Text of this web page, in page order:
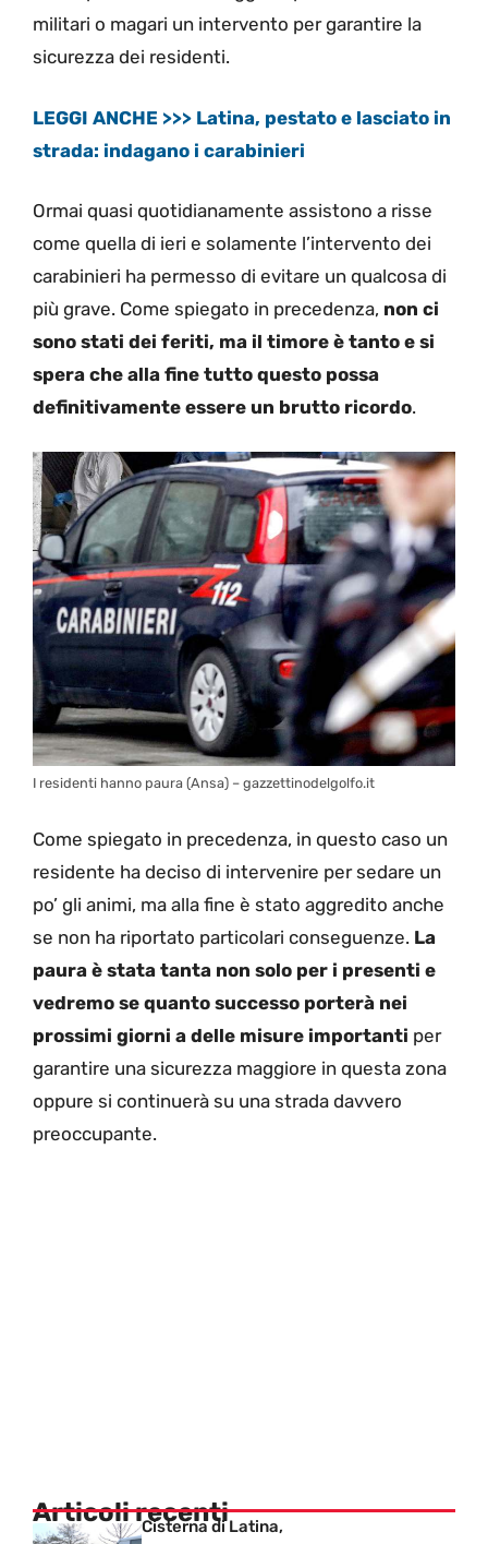
militari o magari un intervento per garantire la
sicurezza dei residenti.
LEGGI ANCHE >>> Latina, pestato e lasciato in
strada: indagano i carabinieri
Ormai quasi quotidianamente assistono a risse
come quella di ieri e solamente l’intervento dei
carabinieri ha permesso di evitare un qualcosa di
più grave. Come spiegato in precedenza, non ci
sono stati dei feriti, ma il timore è tanto e si
spera che alla fine tutto questo possa
definitivamente essere un brutto ricordo.
I residenti hanno paura (Ansa) – gazzettinodelgolfo.it
Come spiegato in precedenza, in questo caso un
residente ha deciso di intervenire per sedare un
po’ gli animi, ma alla fine è stato aggredito anche
se non ha riportato particolari conseguenze. La
paura è stata tanta non solo per i presenti e
vedremo se quanto successo porterà nei
prossimi giorni a delle misure importanti per
garantire una sicurezza maggiore in questa zona
oppure si continuerà su una strada davvero
preoccupante.
Articoli recenti
Cisterna di Latina,